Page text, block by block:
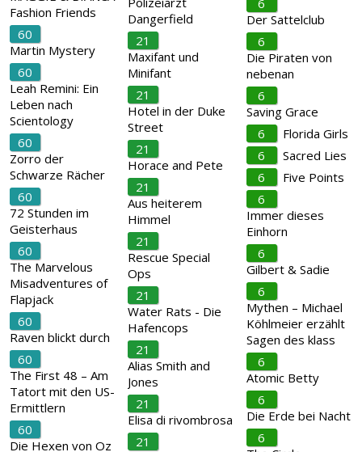
Fashion Friends
60
Martin Mystery
60
Leah Remini: Ein
Leben nach
Scientology
60
Zorro der
Schwarze Rächer
60
72 Stunden im
Geisterhaus
60
The Marvelous
Misadventures of
Flapjack
60
Raven blickt durch
60
The First 48 – Am
Tatort mit den US-
Ermittlern
60
Die Hexen von Oz
Dangerfield
21
Maxifant und
Minifant
21
Hotel in der Duke
Street
21
Horace and Pete
21
Aus heiterem
Himmel
21
Rescue Special
Ops
21
Water Rats - Die
Hafencops
21
Alias Smith and
Jones
21
Elisa di rivombrosa
21
6
Der Sattelclub
6
Die Piraten von
nebenan
6
Saving Grace
6
Florida Girls
6
Sacred Lies
6
Five Points
6
Immer dieses
Einhorn
6
Gilbert & Sadie
6
Mythen – Michael
Köhlmeier erzählt
Sagen des klass
6
Atomic Betty
6
Die Erde bei Nacht
6